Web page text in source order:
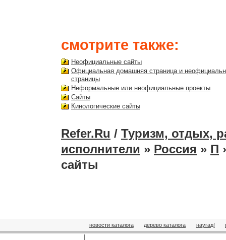
смотрите также:
Неофициальные сайты
Официальная домашняя страница и
страницы
Неформальные или неофициальные проекты
Сайты
Кинологические сайты
Refer.Ru / Туризм, отдых,
исполнители » Россия » П
сайты
новости каталога дерево каталога наугад!